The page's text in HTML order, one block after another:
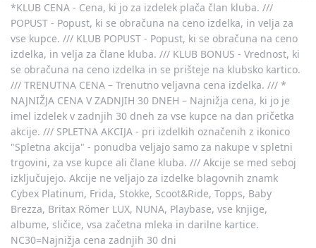
*KLUB CENA - Cena, ki jo za izdelek plača član kluba. ///
POPUST - Popust, ki se obračuna na ceno izdelka, in velja za
vse kupce. /// KLUB POPUST - Popust, ki se obračuna na ceno
izdelka, in velja za člane kluba. /// KLUB BONUS - Vrednost, ki
se obračuna na ceno izdelka in se prišteje na klubsko kartico.
/// TRENUTNA CENA – Trenutno veljavna cena izdelka. /// *
NAJNIŽJA CENA V ZADNJIH 30 DNEH – Najnižja cena, ki jo je
imel izdelek v zadnjih 30 dneh za vse kupce na dan pričetka
akcije. /// SPLETNA AKCIJA - pri izdelkih označenih z ikonico
"Spletna akcija" - ponudba veljajo samo za nakupe v spletni
trgovini, za vse kupce ali člane kluba. /// Akcije se med seboj
izključujejo. Akcije ne veljajo za izdelke blagovnih znamk
Cybex Platinum, Frida, Stokke, Scoot&Ride, Topps, Baby
Brezza, Britax Römer LUX, NUNA, Playbase, vse knjige,
albume, sličice, vsa začetna mleka in darilne kartice.
NC30=Najnižja cena zadnjih 30 dni